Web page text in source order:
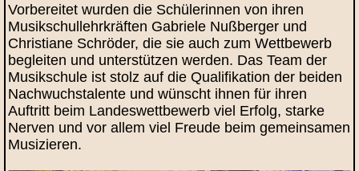
Vorbereitet wurden die Schülerinnen von ihren
Musikschullehrkräften Gabriele Nußberger und
Christiane Schröder, die sie auch zum Wettbewerb
begleiten und unterstützen werden. Das Team der
Musikschule ist stolz auf die Qualifikation der beiden
Nachwuchstalente und wünscht ihnen für ihren
Auftritt beim Landeswettbewerb viel Erfolg, starke
Nerven und vor allem viel Freude beim gemeinsamen
Musizieren.